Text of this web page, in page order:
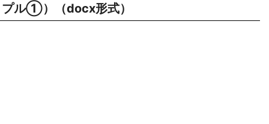
プル①）（docx形式）